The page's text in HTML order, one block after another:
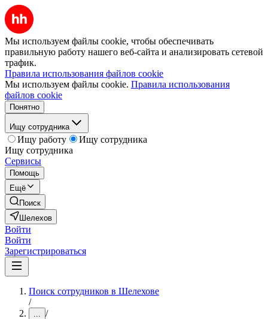
Мы используем файлы cookie, чтобы обеспечивать
правильную работу нашего веб-сайта и анализировать сетевой
трафик.
Правила использования файлов cookie
Мы используем файлы cookie. Правила использования
файлов cookie
Понятно
Ищу сотрудника
Ищу работу
Ищу сотрудника
Ищу сотрудника
Сервисы
Помощь
Ещё
Поиск
Шелехов
Войти
Войти
Зарегистрироваться
Поиск сотрудников в Шелехове
/
... /